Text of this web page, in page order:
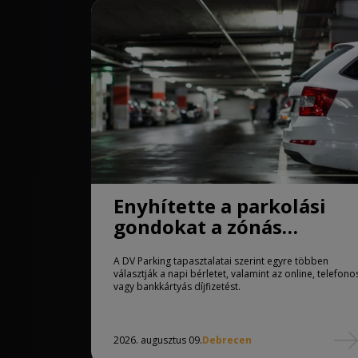
Enyhítette a parkolási
gondokat a zónás
rendszer Debrecenben
A DV Parking tapasztalatai szerint egyre többen
választják a napi bérletet, valamint az online,
vagy bankkártyás díjfizetést.
2026. augusztus 09.Debrecen